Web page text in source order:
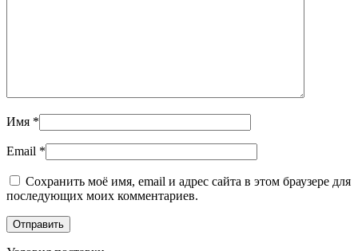
Имя *
Email *
Сохранить моё имя, email и адрес сайта в этом браузере для
последующих моих комментариев.